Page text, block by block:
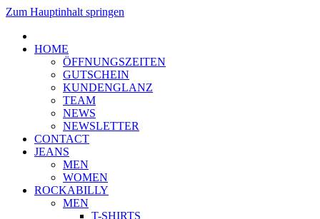
Zum Hauptinhalt springen
HOME
ÖFFNUNGSZEITEN
GUTSCHEIN
KUNDENGLANZ
TEAM
NEWS
NEWSLETTER
CONTACT
JEANS
MEN
WOMEN
ROCKABILLY
MEN
T-SHIRTS